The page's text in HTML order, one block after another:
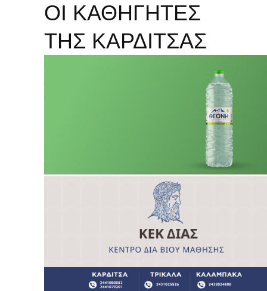
ΟΙ ΚΑΘΗΓΗΤΕΣ
ΤΗΣ ΚΑΡΔΙΤΣΑΣ